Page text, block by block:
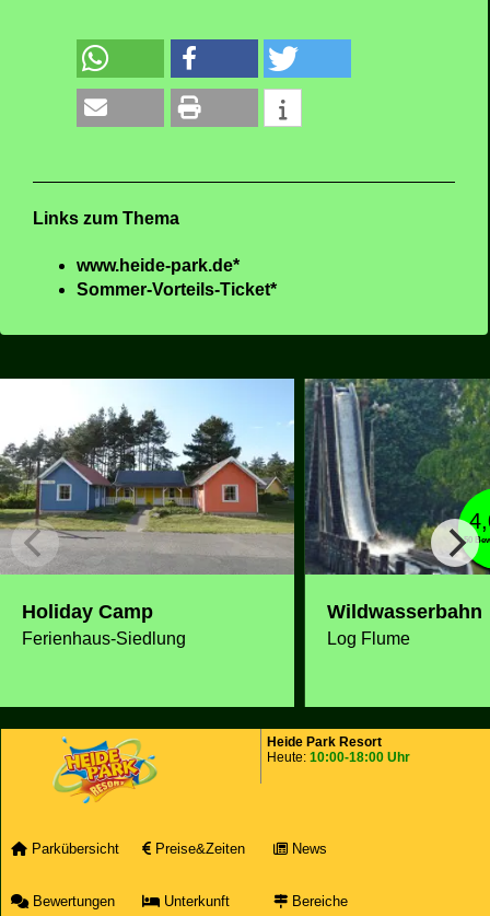
Links zum Thema
www.heide-park.de*
Sommer-Vorteils-Ticket*
Holiday Camp
Ferienhaus-Siedlung
50
Wildwasserbahn
Log Flume
Heide Park Resort
Heute: 10:00-18:00 Uhr
Parkübersicht Preise&Zeiten News
Bewertungen Unterkunft Bereiche